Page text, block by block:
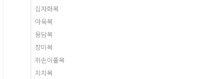
십자화목
아욱목
용담목
장미목
쥐손이풀목
지치목